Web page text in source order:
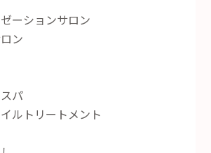
ーションサロン
ン
パ
ルトリートメント